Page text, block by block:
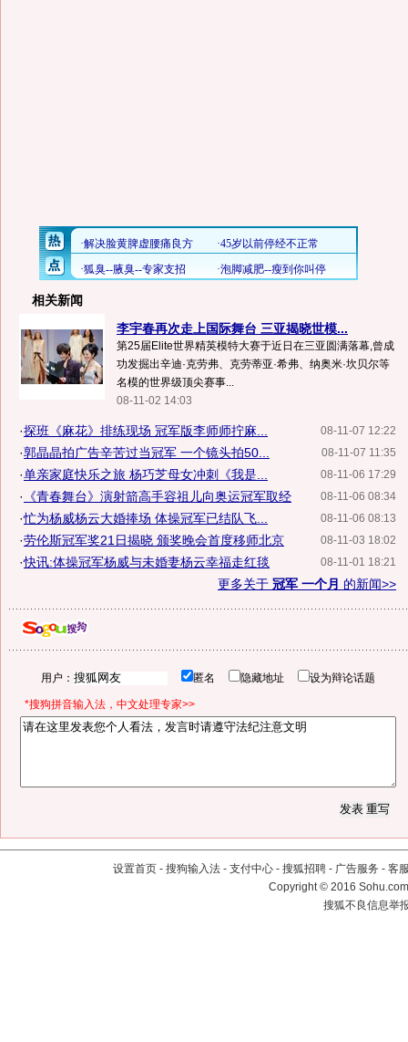
相关新闻
李宇春再次走上国际舞台 三亚揭晓世模...
第25届Elite世界精英模特大赛于近日在三亚圆满落幕,曾成
功发掘出辛迪·克劳弗、克劳蒂亚·希弗、纳奥米·坎贝尔等
名模的世界级顶尖赛事...
08-11-02 14:03
08-11-07 12:22
·探班《麻花》排练现场 冠军版李师师拧麻...
08-11-07 11:35
·郭晶晶拍广告辛苦过当冠军 一个镜头拍50...
08-11-06 17:29
·单亲家庭快乐之旅 杨巧芝母女冲刺《我是...
08-11-06 08:34
· 《青春舞台》演射箭高手容祖儿向奥运冠军取经
08-11-06 08:13
·忙为杨威杨云大婚捧场 体操冠军已结队飞...
08-11-03 18:02
·劳伦斯冠军奖21日揭晓 颁奖晚会首度移师北京
08-11-01 18:21
·快讯:体操冠军杨威与未婚妻杨云幸福走红毯
更多关于 冠军 一个月 的新闻>>
用户： 匿名 隐藏地址 设为辩论话题
*搜狗拼音输入法，中文处理专家>>
设置首页 - 搜狗输入法 - 支付中心 - 搜狐招聘 - 广告服务 - 客
Copyright©2016
搜狐不良信息举